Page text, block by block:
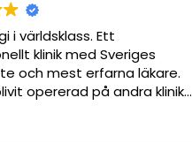
i världsklass. Ett
klinik med Sveriges
och mest erfarna läkare.
opererad på andra kliniker
upplevt skicklighet och
denna nivå.